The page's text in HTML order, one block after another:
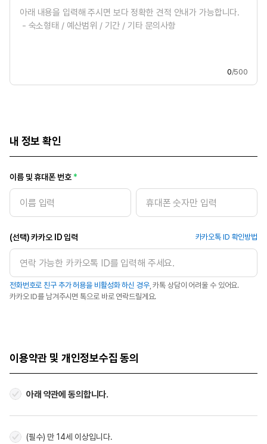
0/500
내 정보 확인
이름 및 휴대폰 번호
(선택) 카카오 ID 입력 카카오톡 ID 확인방법
전화번호로 친구 추가 허용을 비활성화 하신 경우, 카톡 상담이 어려울 수 있어요.
카카오 ID를 남겨주시면 톡으로 바로 연락드릴게요.
이용약관 및 개인정보수집 동의
아래 약관에 동의합니다.
(필수) 만 14세 이상입니다.